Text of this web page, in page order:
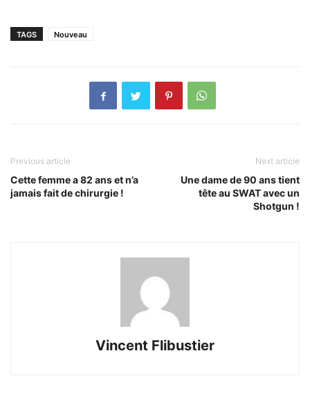
TAGS Nouveau
Previous article
Cette femme a 82 ans et n’a
jamais fait de chirurgie !
Next article
Une dame de 90 ans tient
tête au SWAT avec un
Shotgun !
Vincent Flibustier